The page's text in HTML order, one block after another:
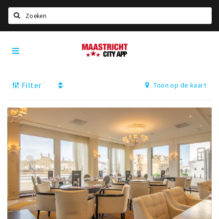
Home
Deals
Nieuws, interviews & blogs
Eten
Drinken
Slapen
Recreatief
Winkels
Maastricht
City
Filter Toon op de kaart